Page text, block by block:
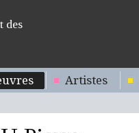
des
Artistes